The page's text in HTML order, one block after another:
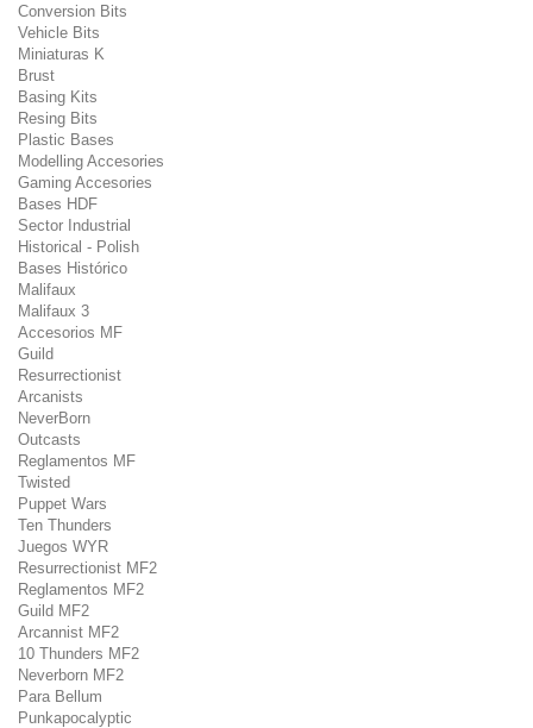
Conversion Bits
Vehicle Bits
Miniaturas K
Brust
Basing Kits
Resing Bits
Plastic Bases
Modelling Accesories
Gaming Accesories
Bases HDF
Sector Industrial
Historical - Polish
Bases Histórico
Malifaux
Malifaux 3
Accesorios MF
Guild
Resurrectionist
Arcanists
NeverBorn
Outcasts
Reglamentos MF
Twisted
Puppet Wars
Ten Thunders
Juegos WYR
Resurrectionist MF2
Reglamentos MF2
Guild MF2
Arcannist MF2
10 Thunders MF2
Neverborn MF2
Para Bellum
Punkapocalyptic